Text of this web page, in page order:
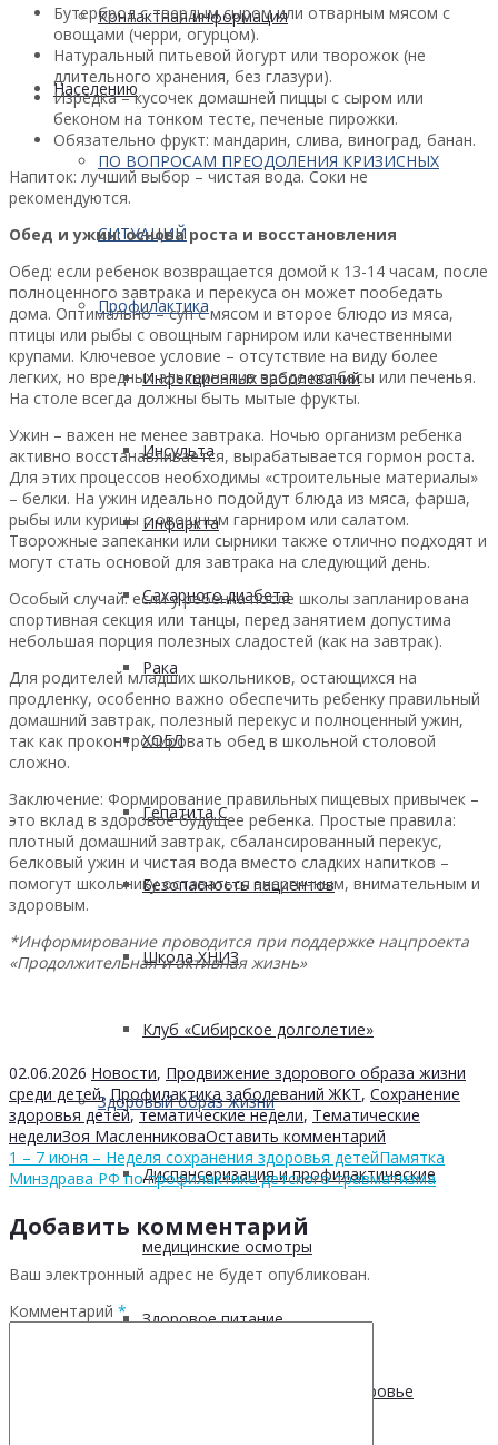
Контактная информация
Населению
ПО ВОПРОСАМ ПРЕОДОЛЕНИЯ КРИЗИСНЫХ
СИТУАЦИЙ
Профилактика
Инфекционных заболеваний
Инсульта
Инфаркта
Сахарного диабета
Рака
ХОБЛ
Гепатита С
Безопасность пациентов
Школа ХНИЗ
Клуб «Сибирское долголетие»
Здоровый образ жизни
Диспансеризация и профилактические
медицинские осмотры
Здоровое питание
Физическая активность и здоровье
Бутерброд с твердым сыром или отварным мясом с
овощами (черри, огурцом).
Натуральный питьевой йогурт или творожок (не
длительного хранения, без глазури).
Изредка – кусочек домашней пиццы с сыром или
беконом на тонком тесте, печеные пирожки.
Обязательно фрукт: мандарин, слива, виноград, банан.
Напиток: лучший выбор – чистая вода. Соки не
рекомендуются.
Обед и ужин: основа роста и восстановления
Обед: если ребенок возвращается домой к 13-14 часам, после
полноценного завтрака и перекуса он может пообедать
дома. Оптимально – суп с мясом и второе блюдо из мяса,
птицы или рыбы с овощным гарниром или качественными
крупами. Ключевое условие – отсутствие на виду более
легких, но вредных альтернатив вроде колбасы или печенья.
На столе всегда должны быть мытые фрукты.
Ужин – важен не менее завтрака. Ночью организм ребенка
активно восстанавливается, вырабатывается гормон роста.
Для этих процессов необходимы «строительные материалы»
– белки. На ужин идеально подойдут блюда из мяса, фарша,
рыбы или курицы с овощным гарниром или салатом.
Творожные запеканки или сырники также отлично подходят и
могут стать основой для завтрака на следующий день.
Особый случай: если у ребенка после школы запланирована
спортивная секция или танцы, перед занятием допустима
небольшая порция полезных сладостей (как на завтрак).
Для родителей младших школьников, остающихся на
продленку, особенно важно обеспечить ребенку правильный
домашний завтрак, полезный перекус и полноценный ужин,
так как проконтролировать обед в школьной столовой
сложно.
Заключение: Формирование правильных пищевых привычек –
это вклад в здоровое будущее ребенка. Простые правила:
плотный домашний завтрак, сбалансированный перекус,
белковый ужин и чистая вода вместо сладких напитков –
помогут школьнику оставаться энергичным, внимательным и
здоровым.
*Информирование проводится при поддержке нацпроекта
«Продолжительная и активная жизнь»
02.06.2026 Новости, Продвижение здорового образа жизни
среди детей,Профилактика заболеваний ЖКТ, Сохранение
здоровья детей,тематические недели, Тематические
неделиЗоя МасленниковаОставить комментарий
1 – 7 июня – Неделя сохранения здоровья детейПамятка
Минздрава РФ по профилактике детского травматизма
Добавить комментарий
Ваш электронный адрес не будет опубликован.
Комментарий *